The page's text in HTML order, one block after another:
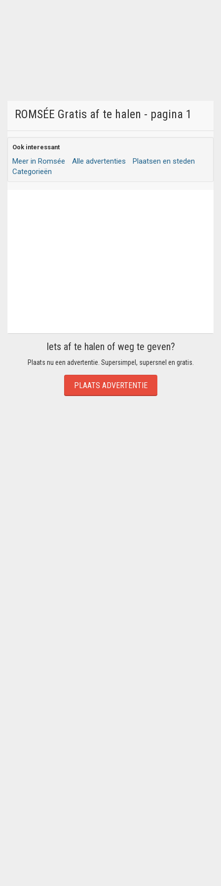
ROMSÉE Gratis af te halen - pagina 1
Ook interessant
Meer in Romsée Alle advertenties
Plaatsen en steden
Categorieën
Iets af te halen of weg te geven?
Plaats nu een advertentie. Supersimpel, supersnel en gratis.
PLAATS ADVERTENTIE